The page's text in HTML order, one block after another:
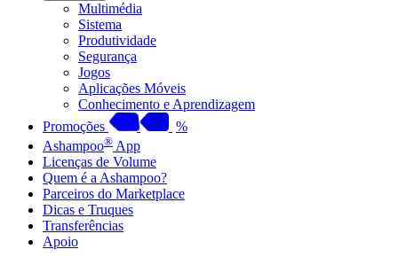
Multimédia
Sistema
Produtividade
Segurança
Jogos
Aplicações Móveis
Conhecimento e Aprendizagem
Promoções
%
Ashampoo® App
Licenças de Volume
Quem é a Ashampoo?
Parceiros do Marketplace
Dicas e Truques
Transferências
Apoio